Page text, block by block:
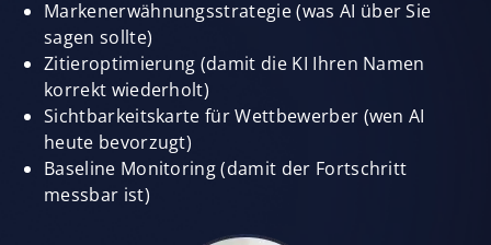
Markenerwähnungsstrategie (was AI über Sie
sagen sollte)
Zitieroptimierung (damit die KI Ihren Namen
korrekt wiederholt)
Sichtbarkeitskarte für Wettbewerber (wen AI
heute bevorzugt)
Baseline Monitoring (damit der Fortschritt
messbar ist)